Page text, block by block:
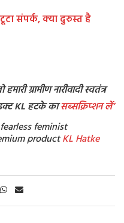
संपर्क, क्या दुरुस्त है
ग्रामीण नारीवादी स्वतंत्र
KL हटके कासब्सक्रिप्शनलें’
feminist
productKL Hatke